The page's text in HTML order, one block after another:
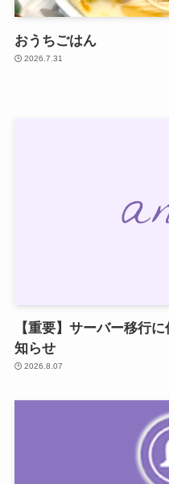
おうちごはん
2026.7.31
【重要】サーバー移行
知らせ
2026.8.07